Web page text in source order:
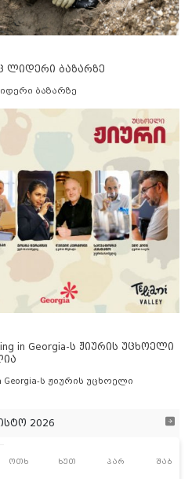
ლიდერი ბაზარზე
ბაზარზე
in Georgia-ს ჟიურის უცხოელი
in Georgia-ს ჟიურის უცხოელი
2026
ოთხ ხუთ პარ შაბ